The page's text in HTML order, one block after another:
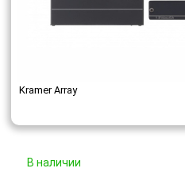
Kramer Array
В наличии